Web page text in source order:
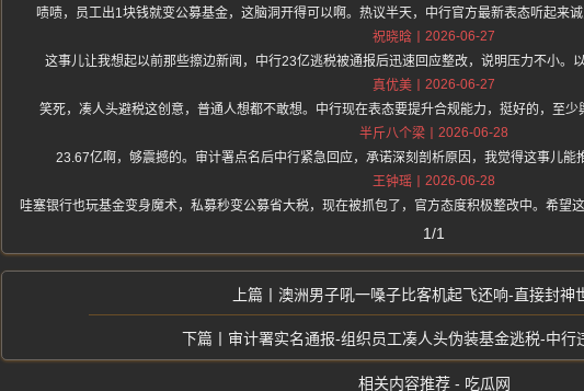
啧啧，员工出1块钱就变公募基金，这脑洞开得可以啊。热议半天，中行官方最新表态听起来
祝晓晗
2026-06-27
这事儿让我想起以前那些擦边新闻，中行23亿逃税被通报后迅速回应整改，说明压力不小。
真优美
2026-06-27
笑死，凑人头避税这创意，普通人想都不敢想。中行现在表态要提升合规能力，挺好的，至少
半斤八个梁
2026-06-28
23.67亿啊，够震撼的。审计署点名后中行紧急回应，承诺深刻剖析原因，我觉得这事儿能
王钟瑶
2026-06-28
哇塞银行也玩基金变身魔术，私募秒变公募省大税，现在被抓包了，官方态度积极整改中。希望
1/1
澳洲男子吼一嗓子比客机起飞还响-直接封神
审计署实名通报-组织员工凑人头伪装基金逃税-中行
相关内容推荐 - 吃瓜网